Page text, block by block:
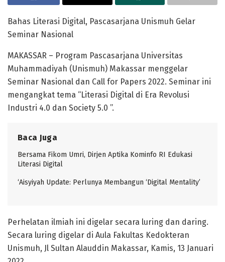
Bahas Literasi Digital, Pascasarjana Unismuh Gelar
Seminar Nasional
MAKASSAR – Program Pascasarjana Universitas
Muhammadiyah (Unismuh) Makassar menggelar
Seminar Nasional dan Call for Papers 2022. Seminar ini
mengangkat tema “Literasi Digital di Era Revolusi
Industri 4.0 dan Society 5.0 ”.
Baca Juga
Bersama Fikom Umri, Dirjen Aptika Kominfo RI Edukasi
Literasi Digital
‘Aisyiyah Update: Perlunya Membangun ‘Digital Mentality’
Perhelatan ilmiah ini digelar secara luring dan daring.
Secara luring digelar di Aula Fakultas Kedokteran
Unismuh, Jl Sultan Alauddin Makassar, Kamis, 13 Januari